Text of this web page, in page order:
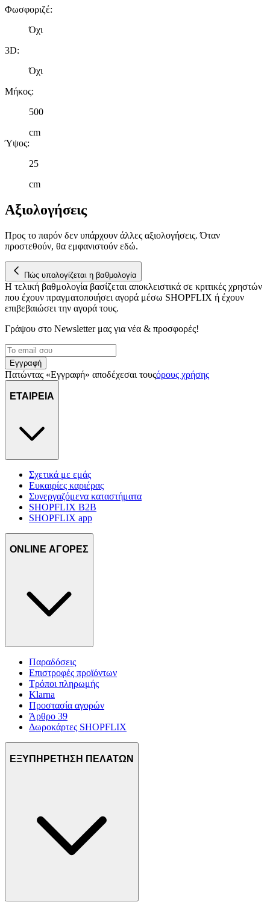
Φωσφοριζέ:
Όχι
3D:
Όχι
Μήκος:
500
cm
Ύψος:
25
cm
Αξιολογήσεις
Προς το παρόν δεν υπάρχουν άλλες αξιολογήσεις. Όταν
προστεθούν, θα εμφανιστούν εδώ.
Πώς υπολογίζεται η βαθμολογία
Η τελική βαθμολογία βασίζεται αποκλειστικά σε κριτικές χρηστών
που έχουν πραγματοποιήσει αγορά μέσω SHOPFLIX ή έχουν
επιβεβαιώσει την αγορά τους.
Γράψου στο Νewsletter μας για νέα & προσφορές!
Εγγραφή
Πατώντας «Εγγραφή» αποδέχεσαι τουςόρους χρήσης
ΕΤΑΙΡΕΙΑ
Σχετικά με εμάς
Ευκαιρίες καριέρας
Συνεργαζόμενα καταστήματα
SHOPFLIX B2B
SHOPFLIX app
ONLINE ΑΓΟΡΕΣ
Παραδόσεις
Επιστροφές προϊόντων
Τρόποι πληρωμής
Klarna
Προστασία αγορών
Άρθρο 39
Δωροκάρτες SHOPFLIX
ΕΞΥΠΗΡΕΤΗΣΗ ΠΕΛΑΤΩΝ